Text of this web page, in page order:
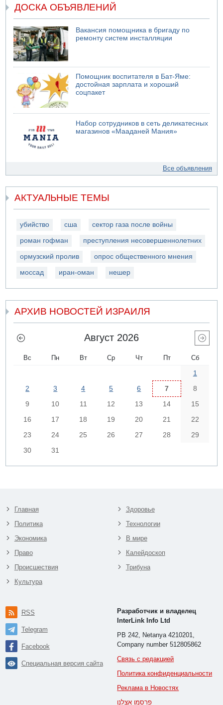
ДОСКА ОБЪЯВЛЕНИЙ
Вакансия помощника в бригаду по
ремонту систем инсталляции
Помощник воспитателя в Бат-Яме:
достойная зарплата и хороший
соцпакет
Набор сотрудников в сеть деликатесных
магазинов «Мааданей Мания»
Все объявления
АКТУАЛЬНЫЕ ТЕМЫ
убийство сша сектор газа после войны
роман гофман преступления несовершеннолетних
ормузский пролив опрос общественного мнения
моссад иран-оман нешер
АРХИВ НОВОСТЕЙ ИЗРАИЛЯ
Август 2026
Вс Пн Вт Ср Чт Пт Сб
1
2
3 4 5 6 7
8
9
10 11 12 13 14
15
16
17 18 19 20 21
22
23
24 25 26 27 28
29
30
31
Главная
Политика
Экономика
Право
Происшествия
Культура
Здоровье
Технологии
В мире
Калейдоскоп
Трибуна
RSS
Telegram
Facebook
Специальная версия сайта
Разработчик и владелец
InterLink Info Ltd
PB 242, Netanya 4210201,
Company number 512805862
Связь с редакцией
Политика конфиденциальности
Реклама в Новостях
פרסמו אצלנו